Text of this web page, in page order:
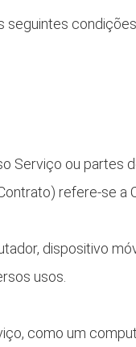
Serviço ou partes
refere-se a
dispositivo
usos.
como um